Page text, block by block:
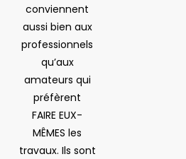
conviennent
aussi bien aux
professionnels
qu’aux
amateurs qui
préfèrent
FAIRE EUX-
MÊMES les
travaux. Ils sont